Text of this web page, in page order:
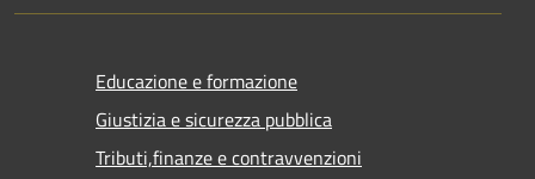
Educazione e formazione
Giustizia e sicurezza pubblica
Tributi,finanze e contravvenzioni